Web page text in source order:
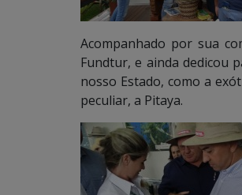
Acompanhado por sua
Fundtur, e ainda dedicou
nosso Estado, como a
peculiar, a Pitaya.